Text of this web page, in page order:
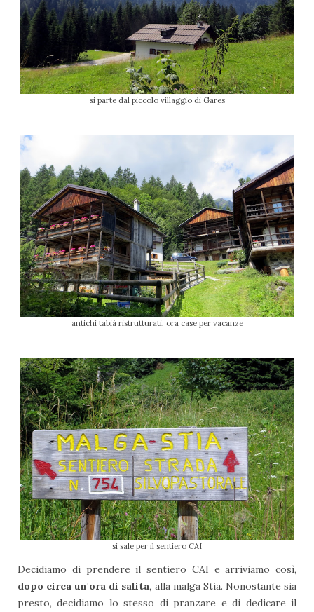
si parte dal piccolo villaggio di Gares
antichi tabià ristrutturati, ora case per vacanze
si sale per il sentiero CAI
Decidiamo di prendere il sentiero CAI e arriviamo così,
dopo circa un'ora di salita, alla malga Stia. Nonostante sia
presto, decidiamo lo stesso di pranzare e di dedicare il